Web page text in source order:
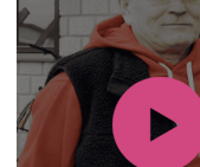
ОКРАШИВАНИЯ.
УТЕПЛИТЕЛЬНЫЙ
ММ.
ТЕПЛО- И
НЕСУЩИЙ
ИЗ